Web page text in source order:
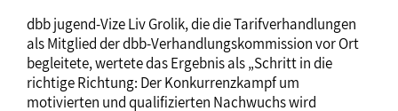
dbb jugend-Vize Liv Grolik, die die Tarifverhandlungen
als Mitglied der dbb-Verhandlungskommission vor Ort
begleitete, wertete das Ergebnis als „Schritt in die
richtige Richtung: Der Konkurrenzkampf um
motivierten und qualifizierten Nachwuchs wird